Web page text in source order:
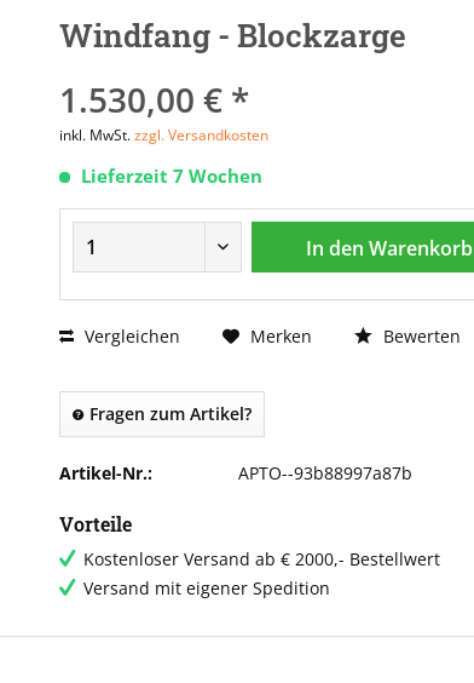
Windfang - Blockzarge
1.530,00 € *
inkl. MwSt.zzgl. Versandkosten
Lieferzeit 7 Wochen
In den Warenkorb
Vergleichen Merken Bewerten
Fragen zum Artikel?
Artikel-Nr.: APTO--93b88997a87b
Vorteile
Kostenloser Versand ab € 2000,- Bestellwert
Versand mit eigener Spedition